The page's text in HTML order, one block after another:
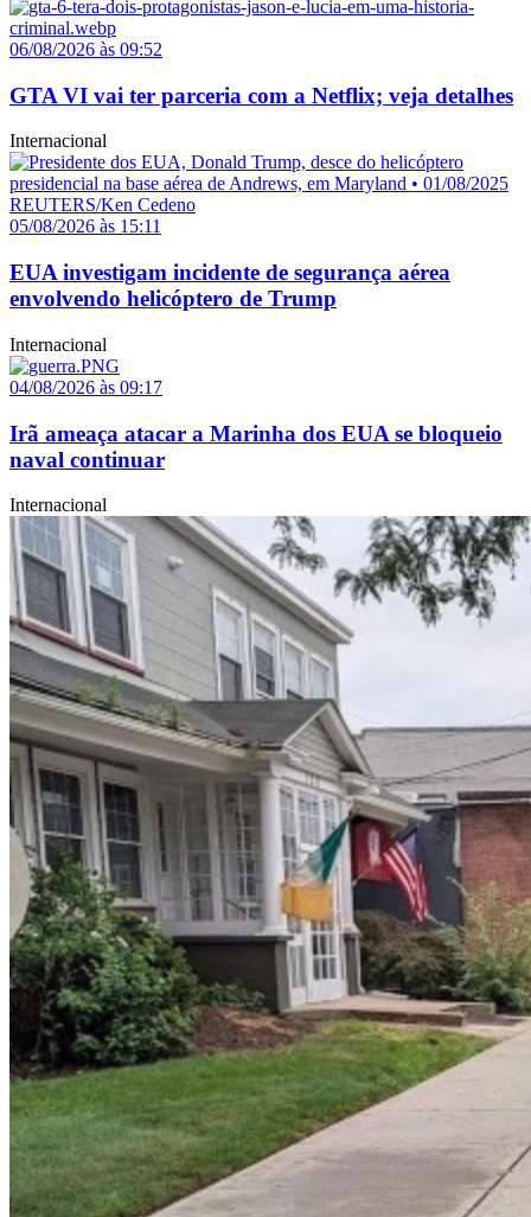
06/08/2026 às 09:52
GTA VI vai ter parceria com a Netflix; veja detalhes
Internacional
05/08/2026 às 15:11
EUA investigam incidente de segurança aérea
envolvendo helicóptero de Trump
Internacional
04/08/2026 às 09:17
Irã ameaça atacar a Marinha dos EUA se bloqueio
naval continuar
Internacional